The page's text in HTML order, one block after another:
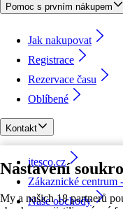
Nastavení
My a našich 18 partnerů
Pomoc s prvním nákupem
Jak nakupovat
Registrace
Rezervace času
Oblíbené
Kontakt
itesco.cz
Zákaznické centrum
Naše obchody